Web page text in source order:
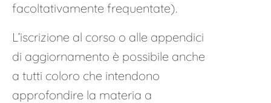
facoltativamente frequentate).
L’iscrizione al corso o alle appendici
di aggiornamento è possibile anche
a tutti coloro che intendono
approfondire la materia a